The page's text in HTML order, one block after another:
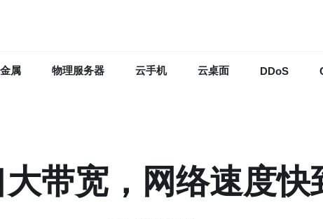
属 物理服务器 云手机 云桌面 DDoS
大带宽，网络速度快